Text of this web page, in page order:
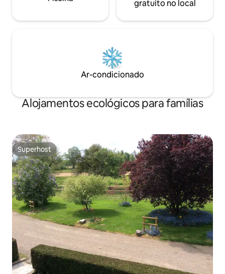
gratuito no local
Ar-condicionado
Alojamentos ecológicos para famílias
Superhost
Superhost